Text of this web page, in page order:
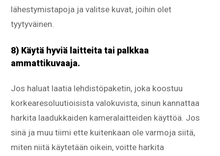
lähestymistapoja ja valitse kuvat, joihin olet
tyytyväinen.
8) Käytä hyviä laitteita tai palkkaa
ammattikuvaaja.
Jos haluat laatia lehdistöpaketin, joka koostuu
korkearesoluutioisista valokuvista, sinun kannattaa
harkita laadukkaiden kameralaitteiden käyttöä. Jos
sinä ja muu tiimi ette kuitenkaan ole varmoja siitä,
miten niitä käytetään oikein, voitte harkita